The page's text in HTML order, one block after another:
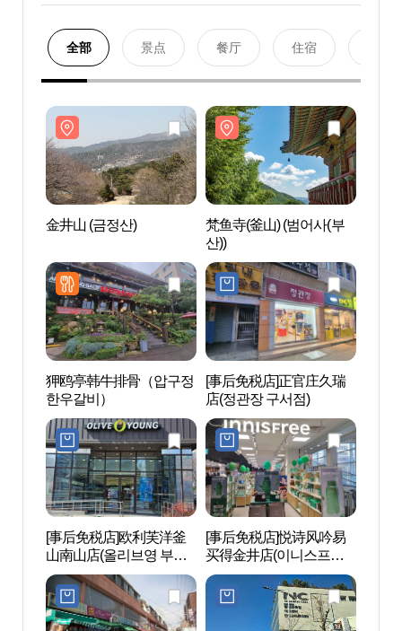
全部 景点 餐厅 住宿
金井山 (금정산)
梵鱼寺(釜山) (범어사(부
산))
狎鸥亭韩牛排骨（압구정
한우갈비）
[事后免税店]正官庄久瑞
店(정관장 구서점)
[事后免税店]欧利芙洋釜
山南山店(올리브영 부산
남산점)
[事后免税店]悦诗风吟易
买得金井店(이니스프리
이마트금정점)